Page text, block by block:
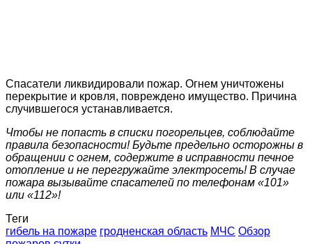
Спасатели ликвидировали пожар. Огнем уничтожены
перекрытие и кровля, повреждено имущество. Причина
случившегося устанавливается.
Чтобы не попасть в списки погорельцев, соблюдайте
правила безопасности! Будьте предельно осторожны в
обращении с огнем, содержите в исправности печное
отопление и не перегружайте электросеть! В случае
пожара вызывайте спасателей по телефонам «101»
или «112»!
Теги
гибель на пожаре гродненская область МЧС Обзор